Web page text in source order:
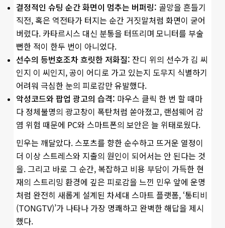
결정적인 슈팅 순간 화면이 멈추는 버퍼링: 골망을 흔들기
직전, 혹은 역전타가 터지는 순간 거짓말처럼 화면이 굳어
버렸다. 카타르시스 대신 분통을 터뜨리며 모니터를 부술
뻔한 적이 한두 번이 아니었다.
선수의 등번호조차 흐릿한 저화질: 잔디 위의 선수가 김 씨
인지 이 씨인지, 공이 어디로 가고 있는지 도무지 식별하기
어려워 극심한 눈의 피로감만 유발했다.
악성코드와 팝업 광고의 습격: 마우스 클릭 한 번 할 때마
다 정체불명의 광고창이 폭탄처럼 쏟아졌고, 랜섬웨어 감
염 위험 때문에 PC와 스마트폰의 보안은 늘 위태로웠다.
민우는 깨달았다. 스포츠를 향한 순수하고 뜨거운 열정이
더 이상 스트레스와 지출의 원인이 되어서는 안 된다는 것
을. 그리고 바로 그 순간, 복잡하고 비용 부담이 가득한 현
재의 스트리밍 환경에 깊은 피로감을 느낀 민우 앞에 운명
처럼 완전히 새롭게 설계된 차세대 스마트 플랫폼, ‘통티비
(TONGTV)’가 나타나 가장 명쾌하고 완벽한 해답을 제시
했다.